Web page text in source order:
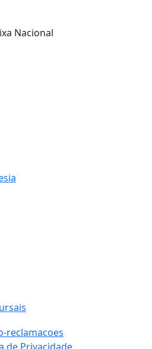
Nacional
de Privacidade